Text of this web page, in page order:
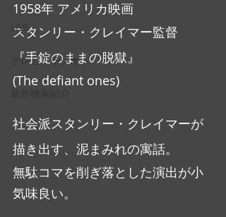
LIVE
テレビ・ラジオ
1958年 アメリカ映画
スタンリー・クレイマー監督
『手錠のままの脱獄』
(The defiant ones)
社会派スタンリー・クレイマーが
描き出す、泥まみれの寓話。
無駄コマを削ぎ落とした演出が小
気味良い。